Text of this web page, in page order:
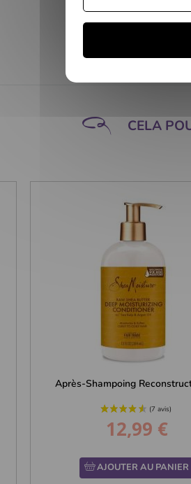
CELA
Après-Shampoing
Prix
12,99 €
AJOUTER AU PANIER